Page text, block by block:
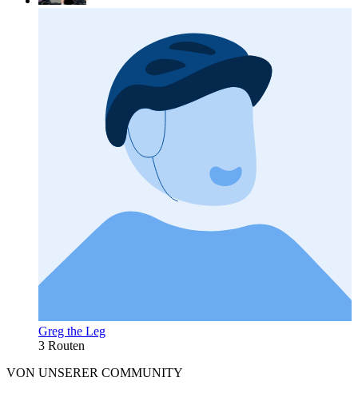
Greg the Leg
3 Routen
VON UNSERER COMMUNITY